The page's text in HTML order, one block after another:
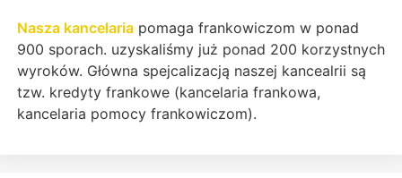
Nasza kancelariapomaga frankowiczom w ponad
900 sporach. uzyskaliśmy już ponad 200 korzystnych
wyroków. Główna spejcalizacją naszej kancealrii są
tzw. kredyty frankowe (kancelaria frankowa,
kancelaria pomocy frankowiczom).